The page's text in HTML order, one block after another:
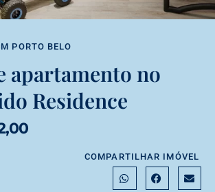
PORTO BELO
apartamento no
Residence
COMPARTILHAR IMÓVEL